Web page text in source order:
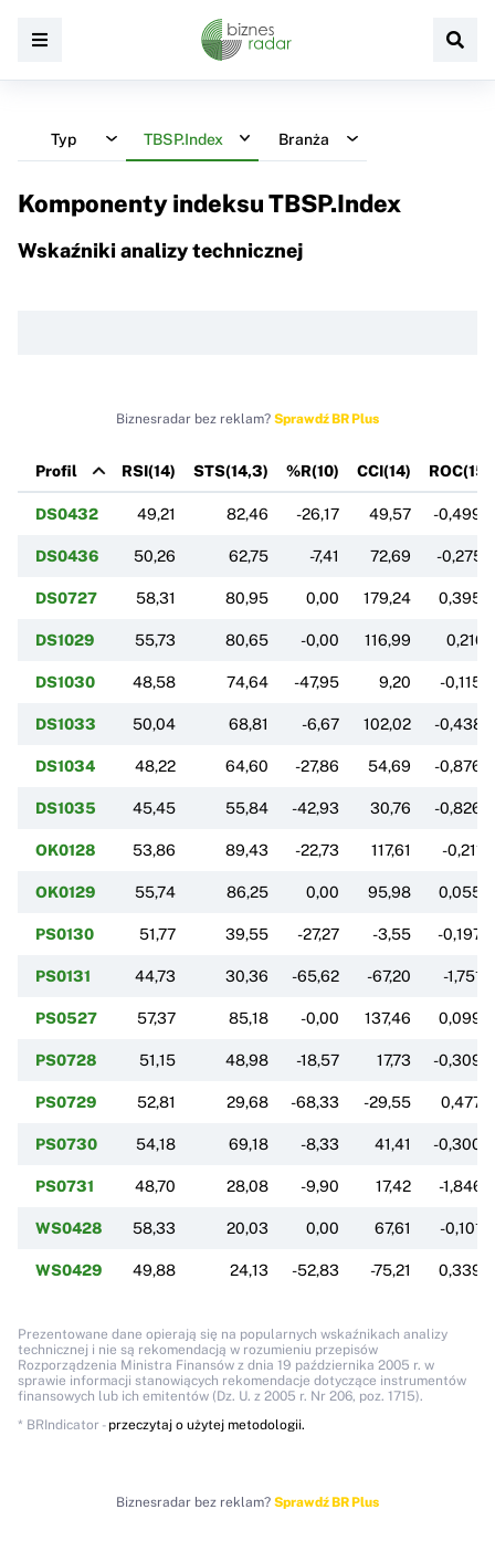
Typ TBSP.Index Branża
Komponenty indeksuTBSP.Index
Wskaźniki analizy technicznej
Biznesradar bez reklam? Sprawdź BR Plus
Profil RSI(14) STS(14,3) %R(10) CCI(14) ROC(15)
DS0432 49,21 82,46 -26,17 49,57 -0,4993
DS0436 50,26 62,75 -7,41 72,69 -0,2752
DS0727 58,31 80,95 0,00 179,24 0,3953
DS1029 55,73 80,65 -0,00 116,99 0,2101
DS1030 48,58 74,64 -47,95 9,20 -0,1153
DS1033 50,04 68,81 -6,67 102,02 -0,4387
DS1034 48,22 64,60 -27,86 54,69 -0,8769
DS1035 45,45 55,84 -42,93 30,76 -0,8264
OK0128 53,86 89,43 -22,73 117,61 -0,2112
OK0129 55,74 86,25 0,00 95,98 0,0554
PS0130 51,77 39,55 -27,27 -3,55 -0,1970
PS0131 44,73 30,36 -65,62 -67,20 -1,7518
PS0527 57,37 85,18 -0,00 137,46 0,0998
PS0728 51,15 48,98 -18,57 17,73 -0,3096
PS0729 52,81 29,68 -68,33 -29,55 0,4776
PS0730 54,18 69,18 -8,33 41,41 -0,3006
PS0731 48,70 28,08 -9,90 17,42 -1,8462
WS0428 58,33 20,03 0,00 67,61 -0,1019
WS0429 49,88 24,13 -52,83 -75,21 0,3395
Prezentowane dane opierają się na popularnych wskaźnikach analizy
technicznej i nie są rekomendacją w rozumieniu przepisów
Rozporządzenia Ministra Finansów z dnia 19 października 2005 r. w
sprawie informacji stanowiących rekomendacje dotyczące instrumentów
finansowych lub ich emitentów (Dz. U. z 2005 r. Nr 206, poz. 1715).
* BRIndicator - przeczytaj o użytej metodologii.
Biznesradar bez reklam? Sprawdź BR Plus